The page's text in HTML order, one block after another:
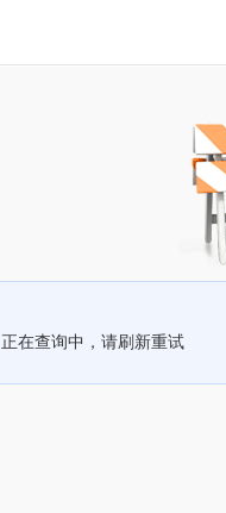
正在查询中，请刷新重试